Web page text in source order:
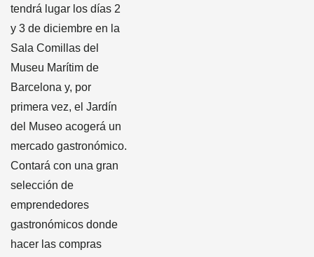
tendrá lugar los días 2
y 3 de diciembre en la
Sala Comillas del
Museu Marítim de
Barcelona y, por
primera vez, el Jardín
del Museo acogerá un
mercado gastronómico.
Contará con una gran
selección de
emprendedores
gastronómicos donde
hacer las compras